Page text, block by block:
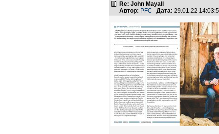
Re: John Mayall
Автор: PFC Дата: 29.01.22